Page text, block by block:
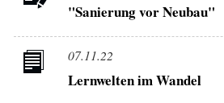
"Sanierung vor Neubau"
07.11.22
Lernwelten im Wandel